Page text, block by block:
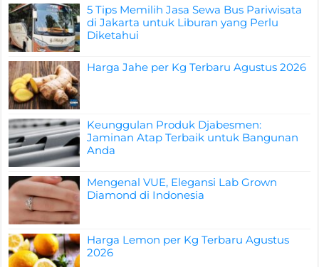
5 Tips Memilih Jasa Sewa Bus Pariwisata
di Jakarta untuk Liburan yang Perlu
Diketahui
Harga Jahe per Kg Terbaru Agustus 2026
Keunggulan Produk Djabesmen:
Jaminan Atap Terbaik untuk Bangunan
Anda
Mengenal VUE, Elegansi Lab Grown
Diamond di Indonesia
Harga Lemon per Kg Terbaru Agustus
2026